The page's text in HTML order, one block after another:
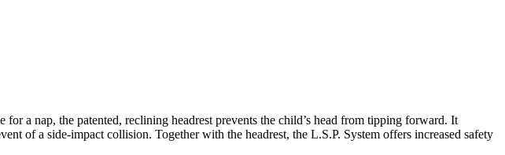
a nap, the patented, reclining headrest prevents the child’s head from tipping forward. It
of a side-impact collision. Together with the headrest, the L.S.P. System offers increased safety